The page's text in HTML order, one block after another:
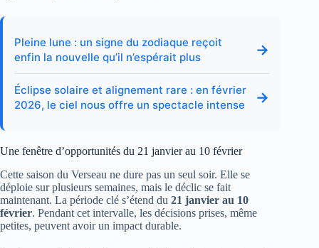
Pleine lune : un signe du zodiaque reçoit
enfin la nouvelle qu’il n’espérait plus
→
Éclipse solaire et alignement rare : en février
2026, le ciel nous offre un spectacle intense
→
Une fenêtre d’opportunités du 21 janvier au 10 février
Cette saison du Verseau ne dure pas un seul soir. Elle se
déploie sur plusieurs semaines, mais le déclic se fait
maintenant. La période clé s’étend du 21 janvier au 10
février. Pendant cet intervalle, les décisions prises, même
petites, peuvent avoir un impact durable.